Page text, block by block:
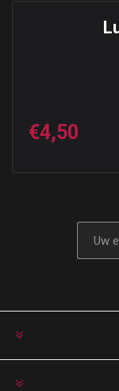
€4,50